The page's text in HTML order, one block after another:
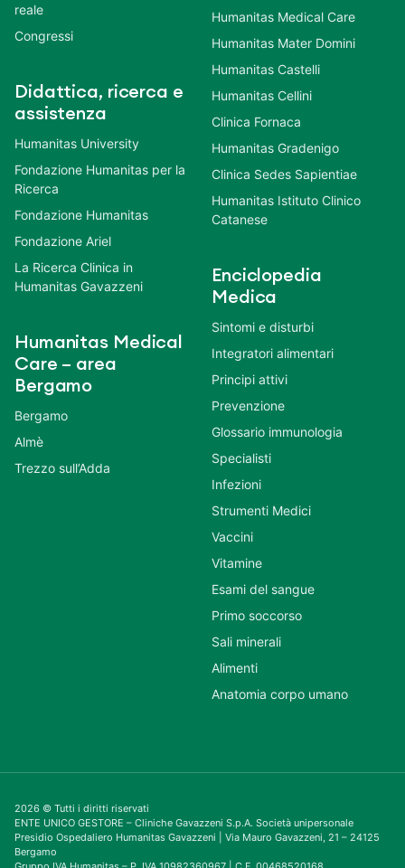
reale
Congressi
Didattica, ricerca e
assistenza
Humanitas University
Fondazione Humanitas per la
Ricerca
Fondazione Humanitas
Fondazione Ariel
La Ricerca Clinica in
Humanitas Gavazzeni
Humanitas Medical
Care – area
Bergamo
Bergamo
Almè
Trezzo sull’Adda
Humanitas Medical Care
Humanitas Mater Domini
Humanitas Castelli
Humanitas Cellini
Clinica Fornaca
Humanitas Gradenigo
Clinica Sedes Sapientiae
Humanitas Istituto Clinico
Catanese
Enciclopedia
Medica
Sintomi e disturbi
Integratori alimentari
Principi attivi
Prevenzione
Glossario immunologia
Specialisti
Infezioni
Strumenti Medici
Vaccini
Vitamine
Esami del sangue
Primo soccorso
Sali minerali
Alimenti
Anatomia corpo umano
2026 © Tutti i diritti riservati
ENTE UNICO GESTORE – Cliniche Gavazzeni S.p.A. Società unipersonale
Presidio Ospedaliero Humanitas Gavazzeni | Via Mauro Gavazzeni, 21 – 24125
Bergamo